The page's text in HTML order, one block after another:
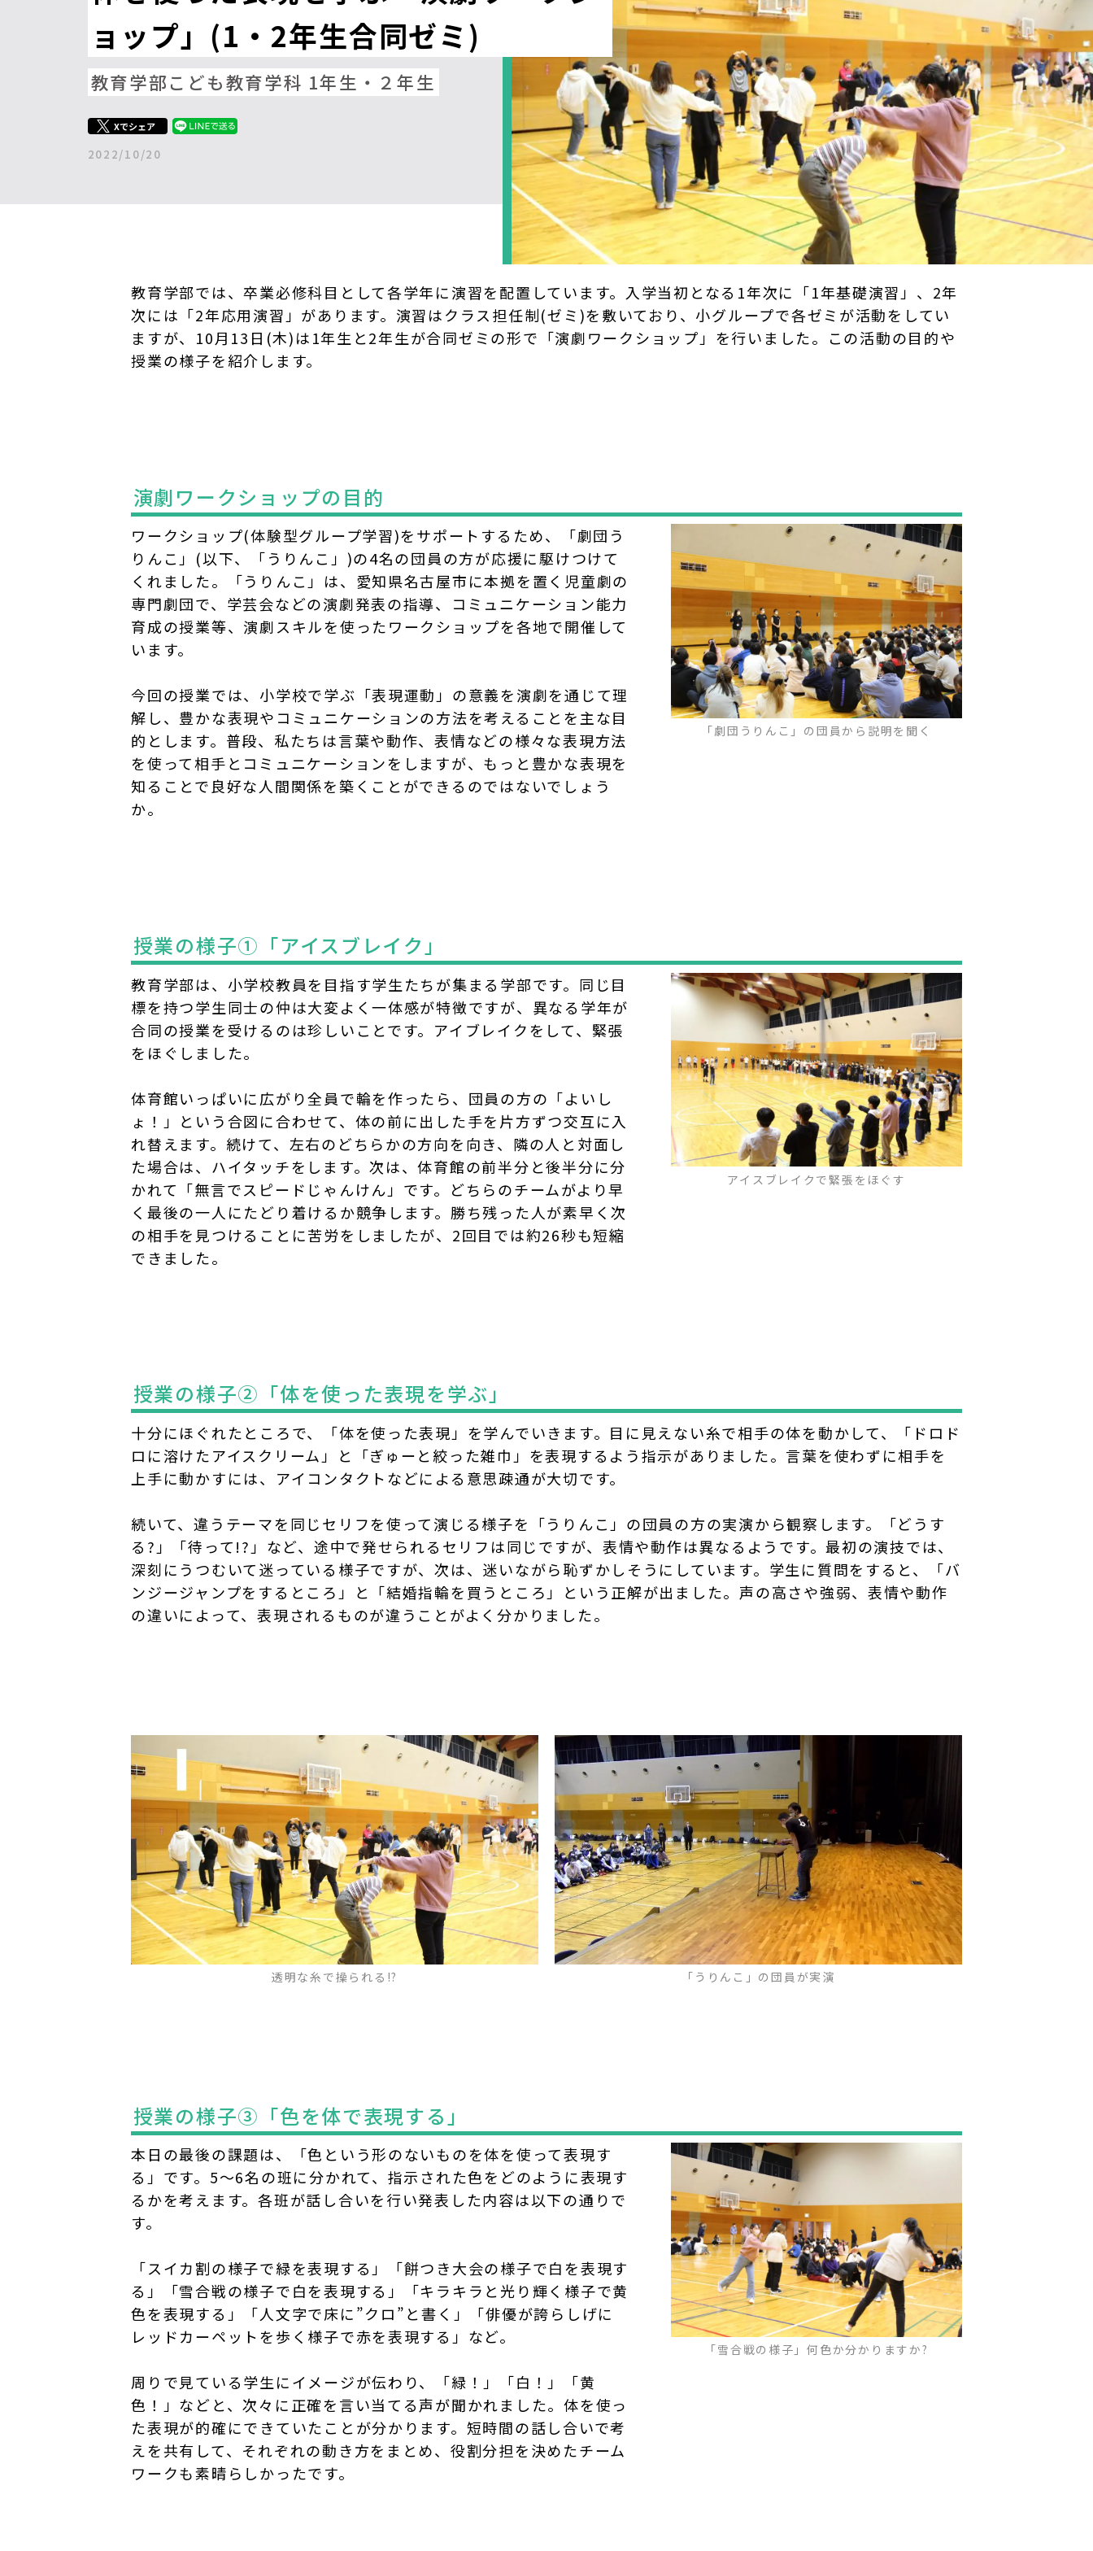
ョップ」(1・2年生合同ゼミ)
教育学部こども教育学科 1年生・２年生
Xでシェア
2022/10/20
教育学部では、卒業必修科目として各学年に演習を配置しています。入学当初となる1年次に「1年基礎演習」、2年
次には「2年応用演習」があります。演習はクラス担任制(ゼミ)を敷いており、小グループで各ゼミが活動をしてい
ますが、10月13日(木)は1年生と2年生が合同ゼミの形で「演劇ワークショップ」を行いました。この活動の目的や
授業の様子を紹介します。
演劇ワークショップの目的
ワークショップ(体験型グループ学習)をサポートするため、「劇団う
りんこ」(以下、「うりんこ」)の4名の団員の方が応援に駆けつけて
くれました。「うりんこ」は、愛知県名古屋市に本拠を置く児童劇の
専門劇団で、学芸会などの演劇発表の指導、コミュニケーション能力
育成の授業等、演劇スキルを使ったワークショップを各地で開催して
います。
今回の授業では、小学校で学ぶ「表現運動」の意義を演劇を通じて理
解し、豊かな表現やコミュニケーションの方法を考えることを主な目
的とします。普段、私たちは言葉や動作、表情などの様々な表現方法
を使って相手とコミュニケーションをしますが、もっと豊かな表現を
知ることで良好な人間関係を築くことができるのではないでしょう
か。
「劇団うりんこ」の団員から説明を聞く
授業の様子①「アイスブレイク」
教育学部は、小学校教員を目指す学生たちが集まる学部です。同じ目
標を持つ学生同士の仲は大変よく一体感が特徴ですが、異なる学年が
合同の授業を受けるのは珍しいことです。アイブレイクをして、緊張
をほぐしました。
体育館いっぱいに広がり全員で輪を作ったら、団員の方の「よいし
ょ！」という合図に合わせて、体の前に出した手を片方ずつ交互に入
れ替えます。続けて、左右のどちらかの方向を向き、隣の人と対面し
た場合は、ハイタッチをします。次は、体育館の前半分と後半分に分
かれて「無言でスピードじゃんけん」です。どちらのチームがより早
く最後の一人にたどり着けるか競争します。勝ち残った人が素早く次
の相手を見つけることに苦労をしましたが、2回目では約26秒も短縮
できました。
アイスブレイクで緊張をほぐす
授業の様子②「体を使った表現を学ぶ」
十分にほぐれたところで、「体を使った表現」を学んでいきます。目に見えない糸で相手の体を動かして、「ドロド
ロに溶けたアイスクリーム」と「ぎゅーと絞った雑巾」を表現するよう指示がありました。言葉を使わずに相手を
上手に動かすには、アイコンタクトなどによる意思疎通が大切です。
続いて、違うテーマを同じセリフを使って演じる様子を「うりんこ」の団員の方の実演から観察します。「どうす
る?」「待って!?」など、途中で発せられるセリフは同じですが、表情や動作は異なるようです。最初の演技では、
深刻にうつむいて迷っている様子ですが、次は、迷いながら恥ずかしそうにしています。学生に質問をすると、「バ
ンジージャンプをするところ」と「結婚指輪を買うところ」という正解が出ました。声の高さや強弱、表情や動作
の違いによって、表現されるものが違うことがよく分かりました。
透明な糸で操られる!? 「うりんこ」の団員が実演
授業の様子③「色を体で表現する」
本日の最後の課題は、「色という形のないものを体を使って表現す
る」です。5～6名の班に分かれて、指示された色をどのように表現す
るかを考えます。各班が話し合いを行い発表した内容は以下の通りで
す。
「スイカ割の様子で緑を表現する」「餅つき大会の様子で白を表現す
る」「雪合戦の様子で白を表現する」「キラキラと光り輝く様子で黄
色を表現する」「人文字で床に”クロ”と書く」「俳優が誇らしげに
レッドカーペットを歩く様子で赤を表現する」など。
周りで見ている学生にイメージが伝わり、「緑！」「白！」「黄
色！」などと、次々に正確を言い当てる声が聞かれました。体を使っ
た表現が的確にできていたことが分かります。短時間の話し合いで考
えを共有して、それぞれの動き方をまとめ、役割分担を決めたチーム
ワークも素晴らしかったです。
「雪合戦の様子」何色か分かりますか?